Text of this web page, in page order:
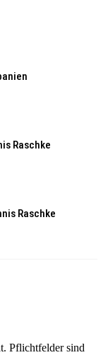
Raschke
Raschke
Pflichtfelder sind